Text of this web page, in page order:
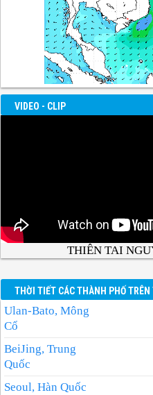
VIDEO - CLIP
THIÊN TAI
THỜI TIẾT CÁC THÀNH PHỐ TRÊN
Ulan-Bato, Mông
Cổ
BeiJing, Trung
Quốc
Seoul, Hàn Quốc